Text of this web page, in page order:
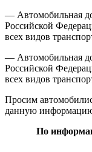
— Автомобильная
Российской
всех видов
— Автомобильная
Российской
всех видов
Просим
данную
По